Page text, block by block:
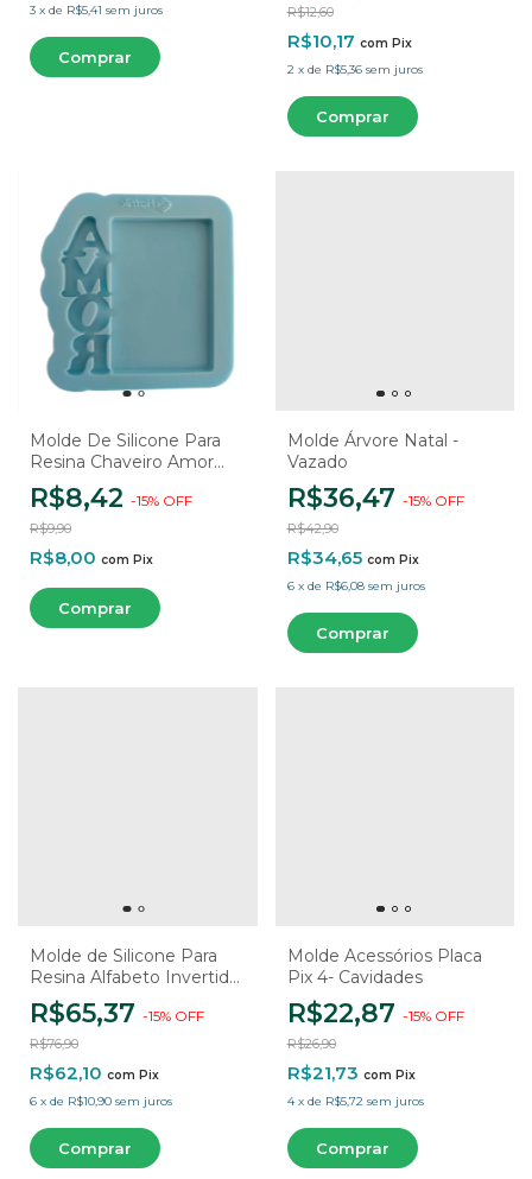
3 x de R$5,41 sem juros R$12,60
R$10,17 com Pix
2 x de R$5,36 sem juros
Molde De Silicone Para
Resina Chaveiro Amor
Afetivo - 1 Cavidade
R$8,42 -15% OFF
R$9,90
R$8,00 com Pix
Molde Árvore Natal -
Vazado
R$36,47 -15% OFF
R$42,90
R$34,65 com Pix
6 x de R$6,08 sem juros
Molde de Silicone Para
Resina Alfabeto Invertido
Com Furo
R$65,37 -15% OFF
R$76,90
R$62,10 com Pix
6 x de R$10,90 sem juros
Molde Acessórios Placa
Pix 4- Cavidades
R$22,87 -15% OFF
R$26,90
R$21,73 com Pix
4 x de R$5,72 sem juros